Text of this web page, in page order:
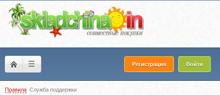
☰ Регистрация Войти
Правила Служба поддержки